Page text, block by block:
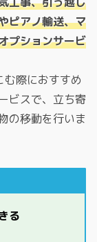
ピアノ輸送、マ
プションサービ
際におすすめ
ビスで、立ち寄
の移動を行いま
る